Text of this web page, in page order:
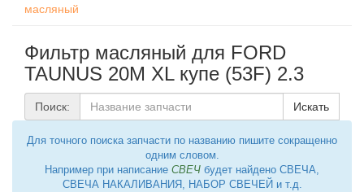
масляный
Фильтр масляный для FORD
TAUNUS 20M XL купе (53F) 2.3
Поиск: Искать
Для точного поиска запчасти по названию пишите сокращенно
одним словом.
Например при написание СВЕЧ будет найдено СВЕЧА,
СВЕЧА НАКАЛИВАНИЯ, НАБОР СВЕЧЕЙ и т.д.